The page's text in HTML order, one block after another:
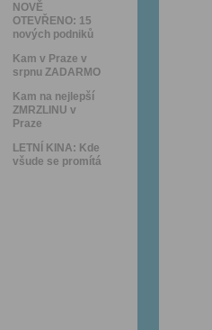
NOVĚ
OTEVŘENO: 15
nových podniků
Kam v Praze v
srpnu ZADARMO
Kam na nejlepší
ZMRZLINU v
Praze
LETNÍ KINA: Kde
všude se promítá